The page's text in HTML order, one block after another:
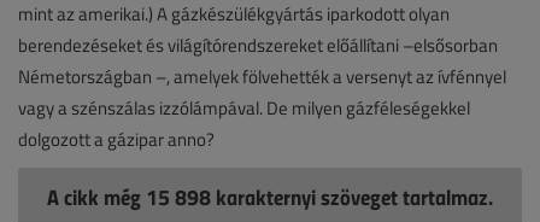
mint az amerikai.) A gázkészülékgyártás iparkodott olyan
berendezéseket és világítórendszereket előállítani –elsősorban
Németországban –, amelyek fölvehették a versenyt az ívfénnyel
vagy a szénszálas izzólámpával. De milyen gázféleségekkel
dolgozott a gázipar anno?
A cikk még 15 898 karakternyi szöveget tartalmaz.